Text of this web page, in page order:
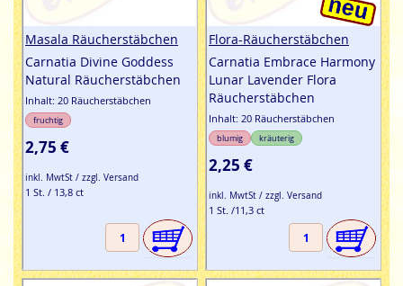
Masala Räucherstäbchen
Carnatia Divine Goddess
Natural Räucherstäbchen
Inhalt: 20 Räucherstäbchen
fruchtig
2,75 €
inkl. MwtSt / zzgl. Versand
1 St. / 13,8 ct
Flora-Räucherstäbchen
Carnatia Embrace Harmony
Lunar Lavender Flora
Räucherstäbchen
Inhalt: 20 Räucherstäbchen
blumig kräuterig
2,25 €
inkl. MwtSt / zzgl. Versand
1 St. /11,3 ct